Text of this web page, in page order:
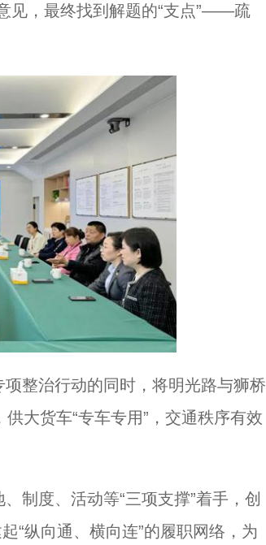
见，最终找到解题的“支点”——疏
整治行动的同时，将明光路与狮桥
大货车“专车专用”，交通秩序有效
度、活动等“三项支撑”着手，创
“纵向通、横向连”的履职网络，为